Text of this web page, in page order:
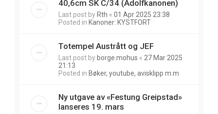
40,6cm SK C/34 (Adolfkanonen)
Last post by Rth « 01 Apr 2025 23:38
Posted in Kanoner: KYSTFORT
Totempel Austrått og JEF
Last post by borge.mohus « 27 Mar 2025
21:13
Posted in Bøker, youtube, avisklipp m.m
Ny utgave av «Festung Greipstad»
lanseres 19. mars